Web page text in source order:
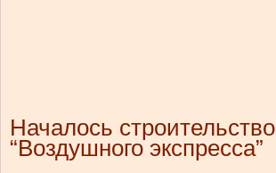
Началось строительство
“Воздушного экспресса”